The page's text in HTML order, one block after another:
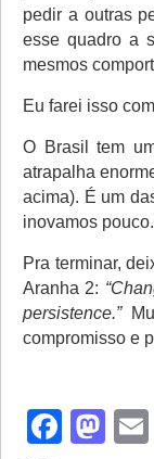
pedir a outras
esse quadro a
mesmos
Eu farei isso
O Brasil tem
atrapalha
acima). É um
inovamos
Pra terminar,
Aranha 2:
persistence.”
compromisso e